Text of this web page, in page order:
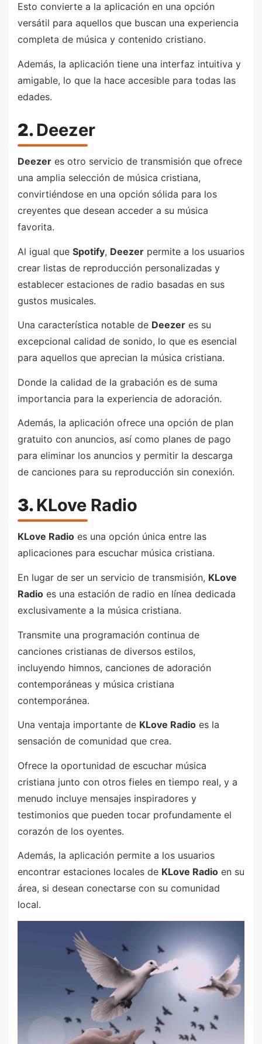
Esto convierte a la aplicación en una opción
versátil para aquellos que buscan una experiencia
completa de música y contenido cristiano.
Además, la aplicación tiene una interfaz intuitiva y
amigable, lo que la hace accesible para todas las
edades.
2.Deezer
Deezer es otro servicio de transmisión que ofrece
una amplia selección de música cristiana,
convirtiéndose en una opción sólida para los
creyentes que desean acceder a su música
favorita.
Al igual que Spotify, Deezer permite a los usuarios
crear listas de reproducción personalizadas y
establecer estaciones de radio basadas en sus
gustos musicales.
Una característica notable de Deezer es su
excepcional calidad de sonido, lo que es esencial
para aquellos que aprecian la música cristiana.
Donde la calidad de la grabación es de suma
importancia para la experiencia de adoración.
Además, la aplicación ofrece una opción de plan
gratuito con anuncios, así como planes de pago
para eliminar los anuncios y permitir la descarga
de canciones para su reproducción sin conexión.
3.KLove Radio
KLove Radio es una opción única entre las
aplicaciones para escuchar música cristiana.
En lugar de ser un servicio de transmisión, KLove
Radio es una estación de radio en línea dedicada
exclusivamente a la música cristiana.
Transmite una programación continua de
canciones cristianas de diversos estilos,
incluyendo himnos, canciones de adoración
contemporáneas y música cristiana
contemporánea.
Una ventaja importante de KLove Radio es la
sensación de comunidad que crea.
Ofrece la oportunidad de escuchar música
cristiana junto con otros fieles en tiempo real, y a
menudo incluye mensajes inspiradores y
testimonios que pueden tocar profundamente el
corazón de los oyentes.
Además, la aplicación permite a los usuarios
encontrar estaciones locales de KLove Radio en su
área, si desean conectarse con su comunidad
local.